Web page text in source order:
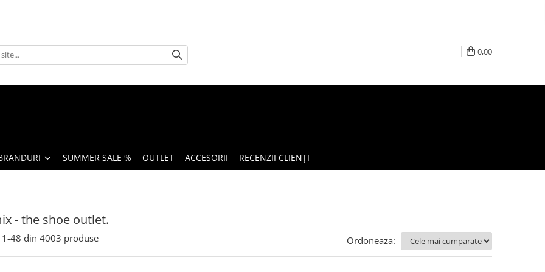
0,00
SUMMER SALE % OUTLET ACCESORII RECENZII CLIENȚI
- the shoe outlet.
1-48 din 4003 produse Ordoneaza: